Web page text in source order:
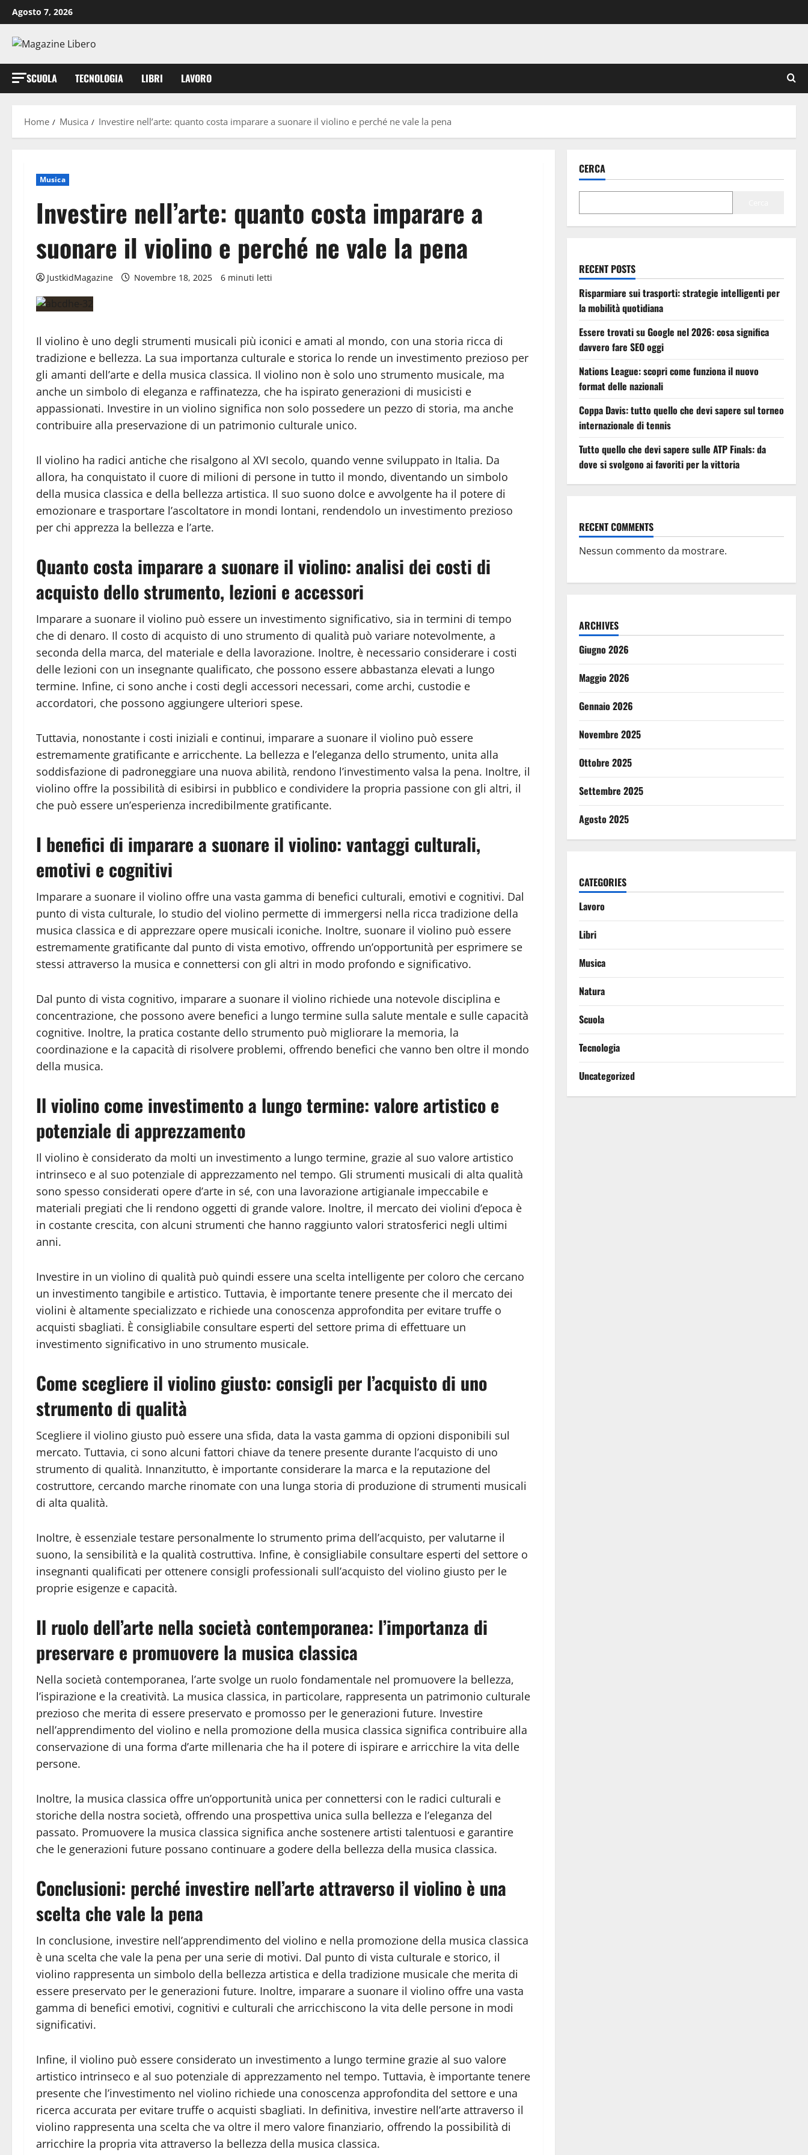
al
contenuto
Agosto 7, 2026
SCUOLA TECNOLOGIA LIBRI LAVORO
Home Musica Investire nell’arte: quanto costa imparare a suonare il violino e perché ne vale la pena
Musica
Investire nell’arte: quanto costa imparare a
suonare il violino e perché ne vale la pena
JustkidMagazine Novembre 18, 2025 6 minuti letti
Il violino è uno degli strumenti musicali più iconici e amati al mondo, con una storia ricca di
tradizione e bellezza. La sua importanza culturale e storica lo rende un investimento prezioso per
gli amanti dell’arte e della musica classica. Il violino non è solo uno strumento musicale, ma
anche un simbolo di eleganza e raffinatezza, che ha ispirato generazioni di musicisti e
appassionati. Investire in un violino significa non solo possedere un pezzo di storia, ma anche
contribuire alla preservazione di un patrimonio culturale unico.
Il violino ha radici antiche che risalgono al XVI secolo, quando venne sviluppato in Italia. Da
allora, ha conquistato il cuore di milioni di persone in tutto il mondo, diventando un simbolo
della musica classica e della bellezza artistica. Il suo suono dolce e avvolgente ha il potere di
emozionare e trasportare l’ascoltatore in mondi lontani, rendendolo un investimento prezioso
per chi apprezza la bellezza e l’arte.
Quanto costa imparare a suonare il violino: analisi dei costi di
acquisto dello strumento, lezioni e accessori
Imparare a suonare il violino può essere un investimento significativo, sia in termini di tempo
che di denaro. Il costo di acquisto di uno strumento di qualità può variare notevolmente, a
seconda della marca, del materiale e della lavorazione. Inoltre, è necessario considerare i costi
delle lezioni con un insegnante qualificato, che possono essere abbastanza elevati a lungo
termine. Infine, ci sono anche i costi degli accessori necessari, come archi, custodie e
accordatori, che possono aggiungere ulteriori spese.
Tuttavia, nonostante i costi iniziali e continui, imparare a suonare il violino può essere
estremamente gratificante e arricchente. La bellezza e l’eleganza dello strumento, unita alla
soddisfazione di padroneggiare una nuova abilità, rendono l’investimento valsa la pena. Inoltre, il
violino offre la possibilità di esibirsi in pubblico e condividere la propria passione con gli altri, il
che può essere un’esperienza incredibilmente gratificante.
I benefici di imparare a suonare il violino: vantaggi culturali,
emotivi e cognitivi
Imparare a suonare il violino offre una vasta gamma di benefici culturali, emotivi e cognitivi. Dal
punto di vista culturale, lo studio del violino permette di immergersi nella ricca tradizione della
musica classica e di apprezzare opere musicali iconiche. Inoltre, suonare il violino può essere
estremamente gratificante dal punto di vista emotivo, offrendo un’opportunità per esprimere se
stessi attraverso la musica e connettersi con gli altri in modo profondo e significativo.
Dal punto di vista cognitivo, imparare a suonare il violino richiede una notevole disciplina e
concentrazione, che possono avere benefici a lungo termine sulla salute mentale e sulle capacità
cognitive. Inoltre, la pratica costante dello strumento può migliorare la memoria, la
coordinazione e la capacità di risolvere problemi, offrendo benefici che vanno ben oltre il mondo
della musica.
Il violino come investimento a lungo termine: valore artistico e
potenziale di apprezzamento
Il violino è considerato da molti un investimento a lungo termine, grazie al suo valore artistico
intrinseco e al suo potenziale di apprezzamento nel tempo. Gli strumenti musicali di alta qualità
sono spesso considerati opere d’arte in sé, con una lavorazione artigianale impeccabile e
materiali pregiati che li rendono oggetti di grande valore. Inoltre, il mercato dei violini d’epoca è
in costante crescita, con alcuni strumenti che hanno raggiunto valori stratosferici negli ultimi
anni.
Investire in un violino di qualità può quindi essere una scelta intelligente per coloro che cercano
un investimento tangibile e artistico. Tuttavia, è importante tenere presente che il mercato dei
violini è altamente specializzato e richiede una conoscenza approfondita per evitare truffe o
acquisti sbagliati. È consigliabile consultare esperti del settore prima di effettuare un
investimento significativo in uno strumento musicale.
Come scegliere il violino giusto: consigli per l’acquisto di uno
strumento di qualità
Scegliere il violino giusto può essere una sfida, data la vasta gamma di opzioni disponibili sul
mercato. Tuttavia, ci sono alcuni fattori chiave da tenere presente durante l’acquisto di uno
strumento di qualità. Innanzitutto, è importante considerare la marca e la reputazione del
costruttore, cercando marche rinomate con una lunga storia di produzione di strumenti musicali
di alta qualità.
Inoltre, è essenziale testare personalmente lo strumento prima dell’acquisto, per valutarne il
suono, la sensibilità e la qualità costruttiva. Infine, è consigliabile consultare esperti del settore o
insegnanti qualificati per ottenere consigli professionali sull’acquisto del violino giusto per le
proprie esigenze e capacità.
Il ruolo dell’arte nella società contemporanea: l’importanza di
preservare e promuovere la musica classica
Nella società contemporanea, l’arte svolge un ruolo fondamentale nel promuovere la bellezza,
l’ispirazione e la creatività. La musica classica, in particolare, rappresenta un patrimonio culturale
prezioso che merita di essere preservato e promosso per le generazioni future. Investire
nell’apprendimento del violino e nella promozione della musica classica significa contribuire alla
conservazione di una forma d’arte millenaria che ha il potere di ispirare e arricchire la vita delle
persone.
Inoltre, la musica classica offre un’opportunità unica per connettersi con le radici culturali e
storiche della nostra società, offrendo una prospettiva unica sulla bellezza e l’eleganza del
passato. Promuovere la musica classica significa anche sostenere artisti talentuosi e garantire
che le generazioni future possano continuare a godere della bellezza della musica classica.
Conclusioni: perché investire nell’arte attraverso il violino è una
scelta che vale la pena
In conclusione, investire nell’apprendimento del violino e nella promozione della musica classica
è una scelta che vale la pena per una serie di motivi. Dal punto di vista culturale e storico, il
violino rappresenta un simbolo della bellezza artistica e della tradizione musicale che merita di
essere preservato per le generazioni future. Inoltre, imparare a suonare il violino offre una vasta
gamma di benefici emotivi, cognitivi e culturali che arricchiscono la vita delle persone in modi
significativi.
Infine, il violino può essere considerato un investimento a lungo termine grazie al suo valore
artistico intrinseco e al suo potenziale di apprezzamento nel tempo. Tuttavia, è importante tenere
presente che l’investimento nel violino richiede una conoscenza approfondita del settore e una
ricerca accurata per evitare truffe o acquisti sbagliati. In definitiva, investire nell’arte attraverso il
violino rappresenta una scelta che va oltre il mero valore finanziario, offrendo la possibilità di
arricchire la propria vita attraverso la bellezza della musica classica.
CERCA
RECENT POSTS
Risparmiare sui trasporti: strategie intelligenti per
la mobilità quotidiana
Essere trovati su Google nel 2026: cosa significa
davvero fare SEO oggi
Nations League: scopri come funziona il nuovo
format delle nazionali
Coppa Davis: tutto quello che devi sapere sul torneo
internazionale di tennis
Tutto quello che devi sapere sulle ATP Finals: da
dove si svolgono ai favoriti per la vittoria
RECENT COMMENTS
Nessun commento da mostrare.
ARCHIVES
Giugno 2026
Maggio 2026
Gennaio 2026
Novembre 2025
Ottobre 2025
Settembre 2025
Agosto 2025
CATEGORIES
Lavoro
Libri
Musica
Natura
Scuola
Tecnologia
Uncategorized